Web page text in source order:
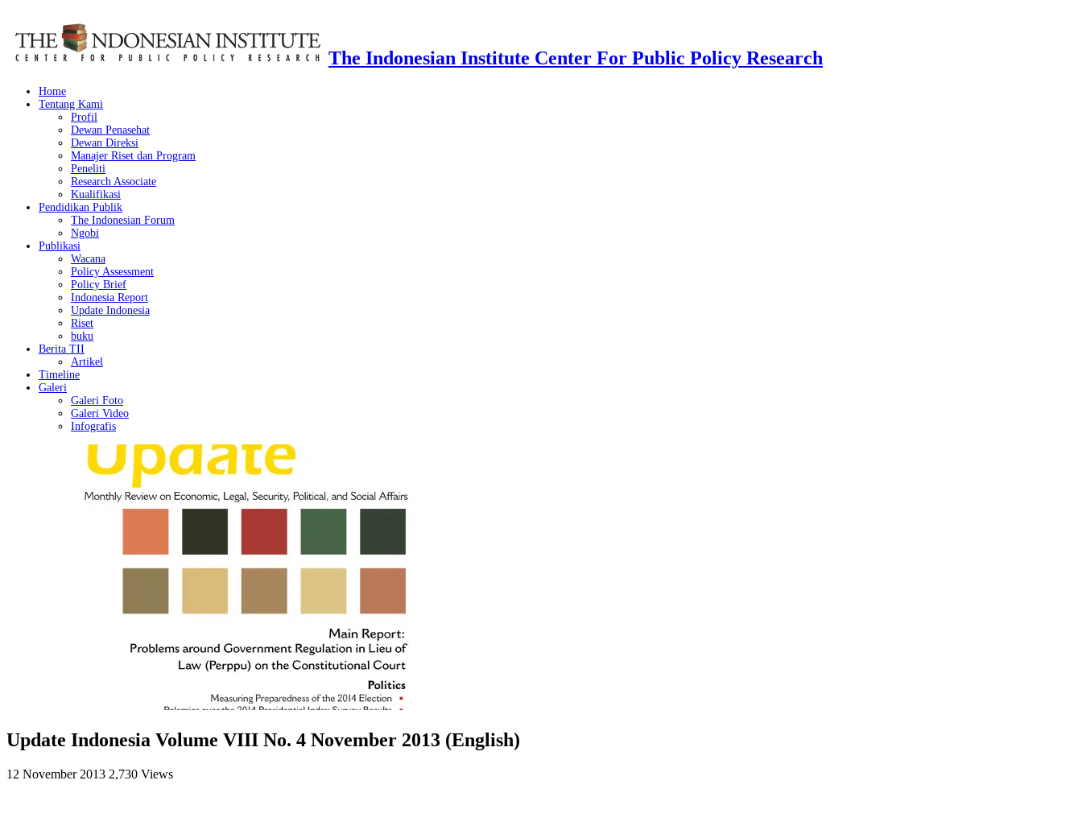
The Indonesian Institute Center For Public Policy Research
Home
Tentang Kami
Profil
Dewan Penasehat
Dewan Direksi
Manajer Riset dan Program
Peneliti
Research Associate
Kualifikasi
Pendidikan Publik
The Indonesian Forum
Ngobi
Publikasi
Wacana
Policy Assessment
Policy Brief
Indonesia Report
Update Indonesia
Riset
buku
Berita TII
Artikel
Timeline
Galeri
Galeri Foto
Galeri Video
Infografis
Update Indonesia Volume VIII No. 4 November 2013 (English)
12 November 2013 2,730 Views